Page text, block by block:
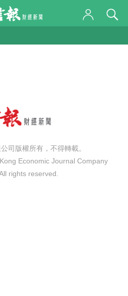
司版權所有，不得轉載。
Economic Journal Company
rights reserved.